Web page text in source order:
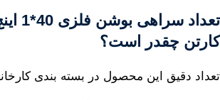
تعداد سراهی بوشن فلزی 40*1 اینچ آذین
کارتن چقدر است؟
تعداد دقیق این محصول در بسته بندی